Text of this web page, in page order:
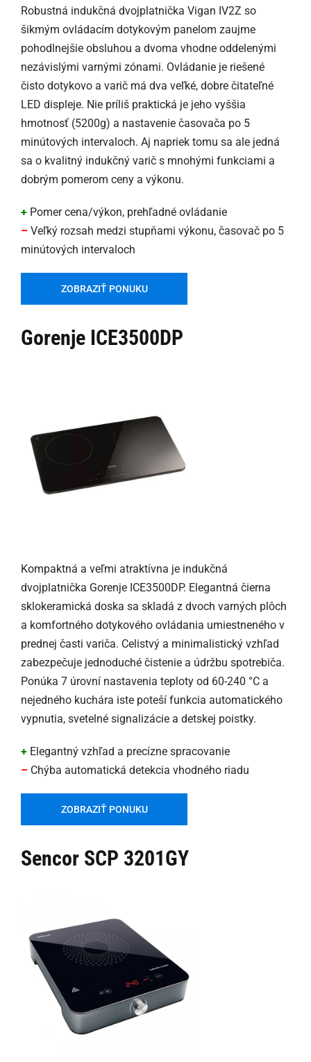
Robustná indukčná dvojplatnička Vigan IV2Z so
šikmým ovládacím dotykovým panelom zaujme
pohodlnejšie obsluhou a dvoma vhodne oddelenými
nezávislými varnými zónami. Ovládanie je riešené
čisto dotykovo a varič má dva veľké, dobre čitateľné
LED displeje. Nie príliš praktická je jeho vyššia
hmotnosť (5200g) a nastavenie časovača po 5
minútových intervaloch. Aj napriek tomu sa ale jedná
sa o kvalitný indukčný varič s mnohými funkciami a
dobrým pomerom ceny a výkonu.
+ Pomer cena/výkon, prehľadné ovládanie
– Veľký rozsah medzi stupňami výkonu, časovač po 5
minútových intervaloch
ZOBRAZIŤ PONUKU
Gorenje ICE3500DP
Kompaktná a veľmi atraktívna je indukčná
dvojplatnička Gorenje ICE3500DP. Elegantná čierna
sklokeramická doska sa skladá z dvoch varných plôch
a komfortného dotykového ovládania umiestneného v
prednej časti variča. Celistvý a minimalistický vzhľad
zabezpečuje jednoduché čistenie a údržbu spotrebiča.
Ponúka 7 úrovní nastavenia teploty od 60-240 °C a
nejedného kuchára iste poteší funkcia automatického
vypnutia, svetelné signalizácie a detskej poistky.
+ Elegantný vzhľad a precízne spracovanie
– Chýba automatická detekcia vhodného riadu
ZOBRAZIŤ PONUKU
Sencor SCP 3201GY